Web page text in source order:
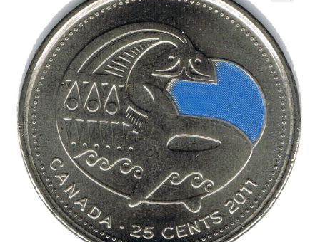
Winkelmand
Afrekenen
Mijn account
Alg. voorw.
Privacybeleid PMH Enibas